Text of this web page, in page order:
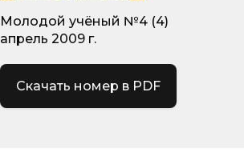
Молодой учёный №4 (4)
апрель 2009 г.
Скачать номер в PDF